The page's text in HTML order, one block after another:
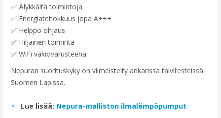
✅ Älykkäitä toimintoja
✅ Energiatehokkuus jopa A+++
✅ Helppo ohjaus
✅ Hiljainen toiminta
✅ WiFi vakiovarusteena
Nepuran suorituskyky on viimeistelty ankarissa talvitesteissä
Suomen Lapissa.
Lue lisää: Nepura-malliston ilmalämpöpumput